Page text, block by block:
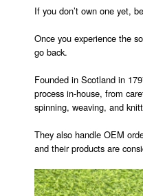
If you don’t own one yet,
Once you experience the
go back.
Founded in Scotland in
process in-house, from
spinning, weaving, and
They also handle OEM
and their products are